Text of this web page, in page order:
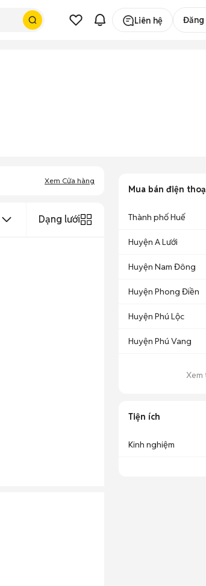
Liên hệ Đăng
Xem Cửa hàng
Dạng lưới
Mua bán điện
Thành phố Huế
Huyện A Lưới
Huyện Nam Đông
Huyện Phong Điền
Huyện Phú Lộc
Huyện Phú Vang
Xem
Tiện ích
Kinh nghiệm